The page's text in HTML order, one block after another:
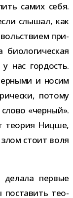
самих себя.
слы­шал, как
при­
нас гор­дость.
и носим
потому
«чер­ный».
тео­рия Ницше,
стоит воля
делала пер­вые
поста­вить тео­